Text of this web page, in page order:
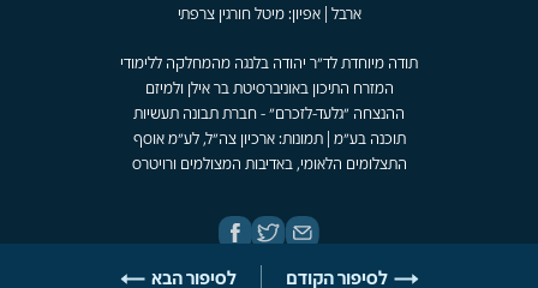
לסיפור הקודם לסיפור הבא
ארבל | אפיון: מיטל חורגין צרפתי
תודה מיוחדת לד"ר יהודה בלנגה מהמחלקה ללימודי
המזרח התיכון באוניברסיטת בר אילן ולמיזם
ההנצחה "גלעד-לזכרם" - חברת תבונה תעשיות
תוכנה בע"מ | תמונות: ארכיון צה"ל, לע"מ אוסף
התצלומים הלאומי, באדיבות המצולמים ורויטרס